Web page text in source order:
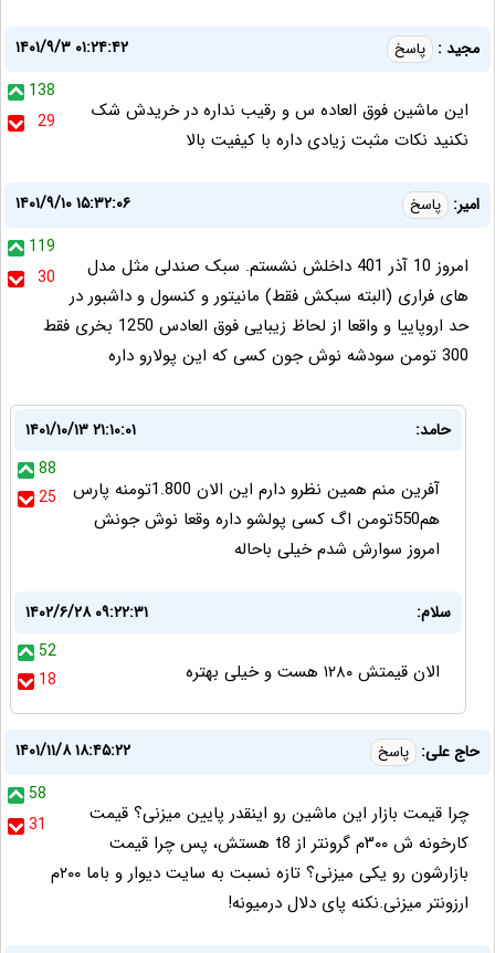
مجید : پاسخ
۱۴۰۱/۹/۳ ۰۱:۲۴:۴۲
138
29
این ماشین فوق العاده س و رقیب نداره در خریدش شک
نکنید نکات مثبت زیادی داره با کیفیت بالا
امیر: پاسخ
۱۴۰۱/۹/۱۰ ۱۵:۳۲:۰۶
119
30
امروز 10 آذر 401 داخلش نشستم. سبک صندلی مثل مدل
های فراری (البته سبکش فقط) مانیتور و کنسول و داشبور در
حد اروپاییا و واقعا از لحاظ زیبایی فوق العادس 1250 بخری فقط
300 تومن سودشه نوش جون کسی که این پولارو داره
حامد:
۱۴۰۱/۱۰/۱۳ ۲۱:۱۰:۰۱
88
25
آفرین منم همین نظرو دارم این الان 1.800تومنه پارس
هم550تومن اگ کسی پولشو داره وقعا نوش جونش
امروز سوارش شدم خیلی باحاله
سلام:
۱۴۰۲/۶/۲۸ ۰۹:۲۲:۳۱
52
18
الان قیمتش ۱۲۸۰ هست و خیلی بهتره
حاج علی: پاسخ
۱۴۰۱/۱۱/۸ ۱۸:۴۵:۲۲
58
31
چرا قیمت بازار این ماشین رو اینقدر پایین میزنی؟ قیمت
کارخونه ش ۳۰۰م گرونتر از t8 هستش، پس چرا قیمت
بازارشون رو یکی میزنی؟ تازه نسبت به سایت دیوار و باما ۲۰۰م
ارزونتر میزنی.نکنه پای دلال درمیونه!